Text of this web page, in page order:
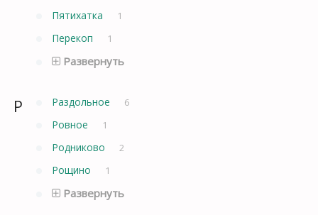
Пятихатка 1
Перекоп 1
Развернуть
Р Раздольное 6
Ровное 1
Родниково 2
Рощино 1
Развернуть